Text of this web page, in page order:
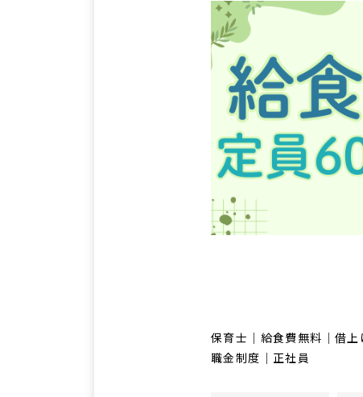
保育士｜給食費無料｜借
職金制度｜正社員